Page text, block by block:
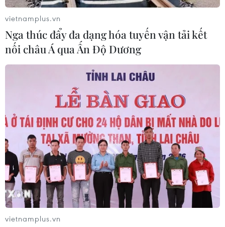
Thí sinh thở phào vì kiến thức đề Ngữ văn
chủ yếu ở lớp 12
25/06/2019 03:19
Đánh giá đề Ngữ Văn năm nay tương đối dễ hiểu, vừa
sức, các thí sinh cũng tỏ ra khá hào hứng vì có tới 95%
kiến thức rơi vào chương trình lớp 12.
vietnamplus.vn
Nga thúc đẩy đa dạng hóa tuyến vận tải kết
nối châu Á qua Ấn Độ Dương
vietnamplus.vn